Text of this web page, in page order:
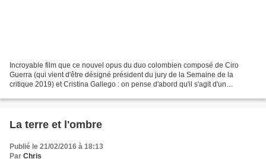
Incroyable film que ce nouvel opus du duo colombien composé de Ciro
Guerra (qui vient d'être désigné président du jury de la Semaine de la
critique 2019) et Cristina Gallego : on pense d'abord qu'il s'agit d'un
La terre et l'ombre
Publié le 21/02/2016 à 18:13
Par Chris